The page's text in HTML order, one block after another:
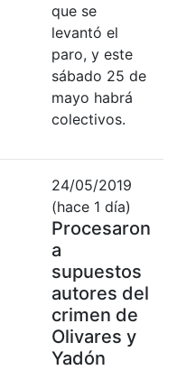
que se
levantó el
paro, y este
sábado 25 de
mayo habrá
colectivos.
24/05/2019
(hace 1 día)
Procesaron
a
supuestos
autores del
crimen de
Olivares y
Yadón